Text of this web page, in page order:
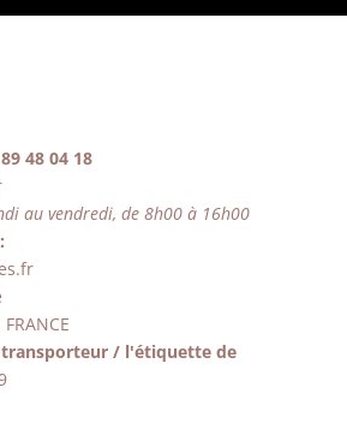
48 04 18
au vendredi, de 8h00 à 16h00
/ l'étiquette de